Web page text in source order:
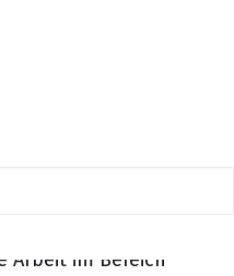
Erstellung eines
und
inhaltliche
der Plattform für
im Bereich